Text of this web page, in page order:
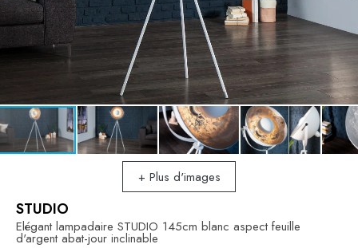
+ Plus d'images
STUDIO
Elégant lampadaire STUDIO 145cm blanc aspect feuille
d'argent abat-jour inclinable